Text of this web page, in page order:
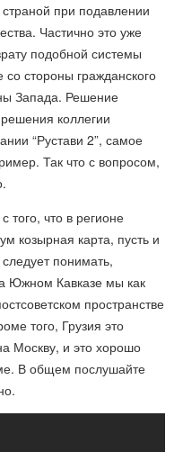
при подавлении
Частично это уже
подобной системы
стороны гражданского
Запада. Решение
коллегии
“Рустави 2”, самое
Так что с вопросом,
того, что в регионе
козырная карта, пусть и
понимать,
Южном Кавказе мы как
пространстве
того, Грузия это
Москву, и это хорошо
В общем послушайте